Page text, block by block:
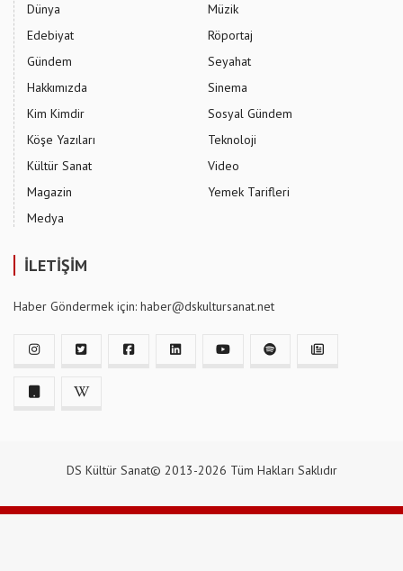
Dünya
Edebiyat
Gündem
Hakkımızda
Kim Kimdir
Köşe Yazıları
Kültür Sanat
Magazin
Medya
Müzik
Röportaj
Seyahat
Sinema
Sosyal Gündem
Teknoloji
Video
Yemek Tarifleri
İLETİŞİM
Haber Göndermek için: haber@dskultursanat.net
DS Kültür Sanat© 2013-2026 Tüm Hakları Saklıdır